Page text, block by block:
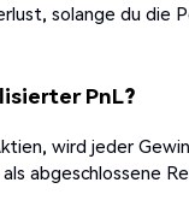
solange du die
PnL?
wird jeder
abgeschlossene